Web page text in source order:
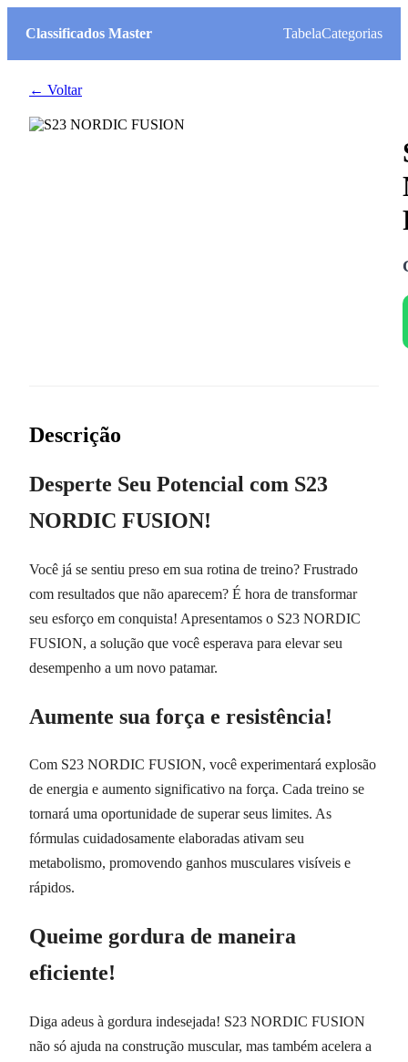
Classificados Master TabelaCategorias
← Voltar
Descrição
Desperte Seu Potencial com S23
NORDIC FUSION!
Você já se sentiu preso em sua rotina de treino? Frustrado
com resultados que não aparecem? É hora de transformar
seu esforço em conquista! Apresentamos o S23 NORDIC
FUSION, a solução que você esperava para elevar seu
desempenho a um novo patamar.
Aumente sua força e resistência!
Com S23 NORDIC FUSION, você experimentará explosão
de energia e aumento significativo na força. Cada treino se
tornará uma oportunidade de superar seus limites. As
fórmulas cuidadosamente elaboradas ativam seu
metabolismo, promovendo ganhos musculares visíveis e
rápidos.
Queime gordura de maneira
eficiente!
Diga adeus à gordura indesejada! S23 NORDIC FUSION
não só ajuda na construção muscular, mas também acelera a